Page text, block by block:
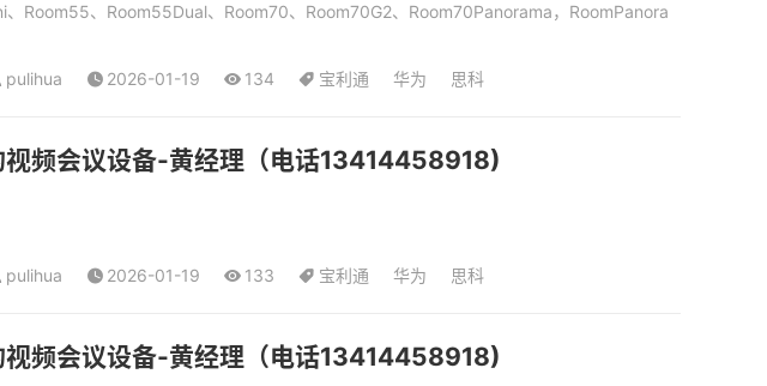
Room55、Room55Dual、Room70、Room70G2、Room70Panorama，RoomPanora
pulihua 2026-01-19 134 宝利通 华为 思科
频会议设备-黄经理（电话13414458918)
pulihua 2026-01-19 133 宝利通 华为 思科
频会议设备-黄经理（电话13414458918)